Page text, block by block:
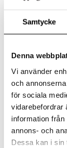
Samtycke
Denna
Vi använder
och
för sociala
vidarebefordrar
information
annons- och
Dessa kan i sin
Sulky
HELLO KITTY &